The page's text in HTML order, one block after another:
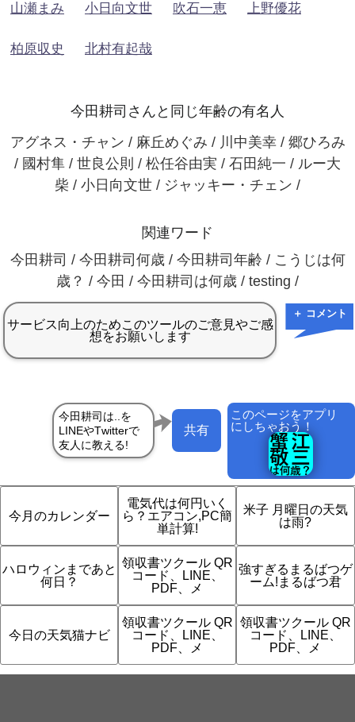
山瀬まみ 小日向文世 吹石一恵 上野優花
柏原収史 北村有起哉
今田耕司さんと同じ年齢の有名人
アグネス・チャン / 麻丘めぐみ / 川中美幸 / 郷ひろみ
/ 國村隼 / 世良公則 / 松任谷由実 / 石田純一 / ルー大
柴 / 小日向文世 / ジャッキー・チェン /
関連ワード
今田耕司 / 今田耕司何歳 / 今田耕司年齢 / こうじは何
歳？ / 今田 / 今田耕司は何歳 / testing /
＋ コメント
このページをアプリ
にしちゃおう！
共有
今月のカレンダー
電気代は何円いく
ら？エアコン,PC簡
単計算!
米子 月曜日の天気
は雨?
ハロウィンまであと
何日？
領収書ツクール QR
コード、LINE、
PDF、メ
強すぎるまるばつゲ
ーム!まるばつ君
今日の天気猫ナビ
領収書ツクール QR
コード、LINE、
PDF、メ
領収書ツクール QR
コード、LINE、
PDF、メ